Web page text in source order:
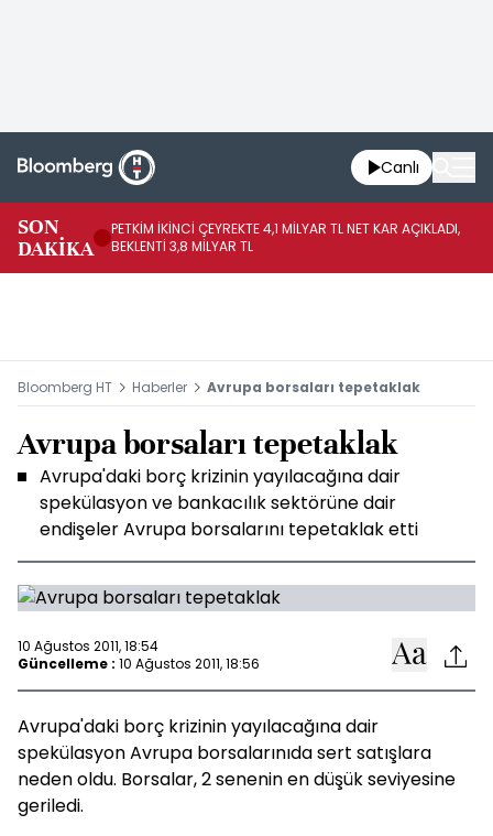
Canlı
SON
DAKİKA
PETKİM İKİNCİ ÇEYREKTE 4,1 MİLYAR TL NET KAR AÇIKLADI,
BEKLENTİ 3,8 MİLYAR TL
Bloomberg HT Haberler Avrupa borsaları tepetaklak
Avrupa borsaları tepetaklak
Avrupa'daki borç krizinin yayılacağına dair
spekülasyon ve bankacılık sektörüne dair
endişeler Avrupa borsalarını tepetaklak etti
10 Ağustos 2011, 18:54
Güncelleme : 10 Ağustos 2011, 18:56
Avrupa'daki borç krizinin yayılacağına dair
spekülasyon Avrupa borsalarınıda sert satışlara
neden oldu. Borsalar, 2 senenin en düşük seviyesine
geriledi.